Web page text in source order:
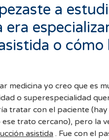
a
o cómo
medicina yo creo que es
o superespecialidad
tratar con el paciente
trato cercano), pero la
asistida. Fue con el